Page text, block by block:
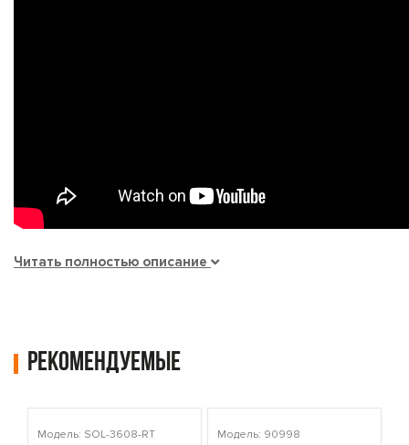
Читать полностью описание
Рекомендуемые
Модель: SOL-3608-RT Модель: 90998